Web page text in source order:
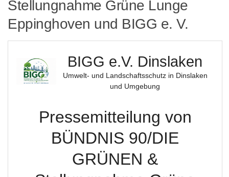
Stellungnahme Grüne Lunge
Eppinghoven und BIGG e. V.